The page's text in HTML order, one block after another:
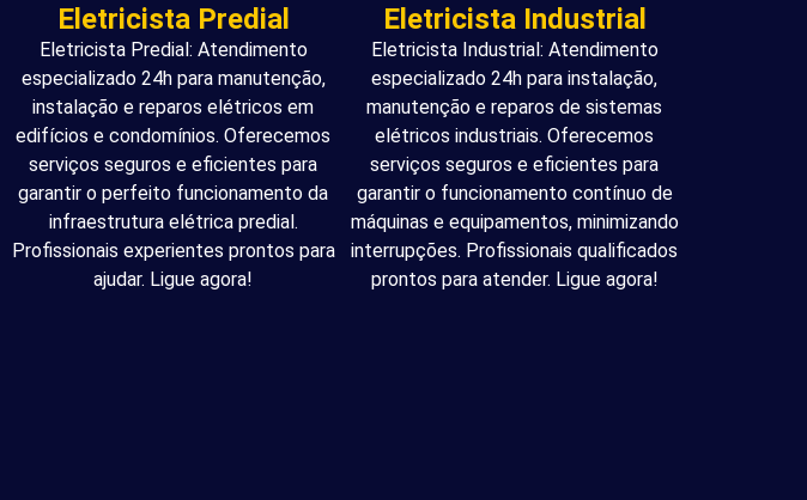
Eletricista Predial
Eletricista Predial: Atendimento
especializado 24h para manutenção,
instalação e reparos elétricos em
edifícios e condomínios. Oferecemos
serviços seguros e eficientes para
garantir o perfeito funcionamento da
infraestrutura elétrica predial.
Profissionais experientes prontos para
ajudar. Ligue agora!
Eletricista Industrial
Eletricista Industrial: Atendimento
especializado 24h para instalação,
manutenção e reparos de sistemas
elétricos industriais. Oferecemos
serviços seguros e eficientes para
garantir o funcionamento contínuo de
máquinas e equipamentos, minimizando
interrupções. Profissionais qualificados
prontos para atender. Ligue agora!